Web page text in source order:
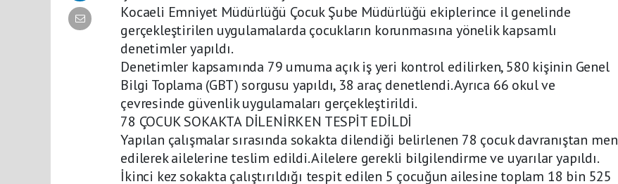
Kocaeli Emniyet Müdürlüğü Çocuk Şube Müdürlüğü ekiplerince il genelinde
gerçekleştirilen uygulamalarda çocukların korunmasına yönelik kapsamlı
denetimler yapıldı.
Denetimler kapsamında 79 umuma açık iş yeri kontrol edilirken, 580 kişinin Genel
Bilgi Toplama (GBT) sorgusu yapıldı, 38 araç denetlendi. Ayrıca 66 okul ve
çevresinde güvenlik uygulamaları gerçekleştirildi.
78 ÇOCUK SOKAKTA DİLENİRKEN TESPİT EDİLDİ
Yapılan çalışmalar sırasında sokakta dilendiği belirlenen 78 çocuk davranıştan men
edilerek ailelerine teslim edildi. Ailelere gerekli bilgilendirme ve uyarılar yapıldı.
İkinci kez sokakta çalıştırıldığı tespit edilen 5 çocuğun ailesine toplam 18 bin 525